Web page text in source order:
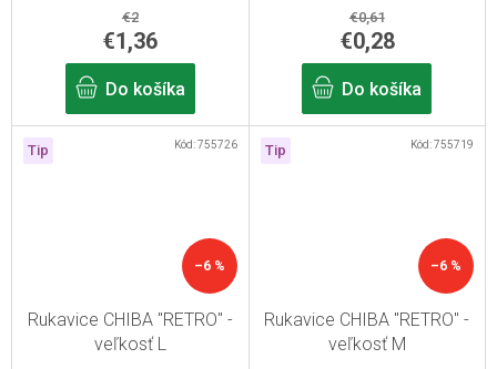
€2
€1,36
Do košíka
€0,61
€0,28
Do košíka
Tip
–6 %
Rukavice CHIBA "RETRO" -
veľkosť L
Kód:755726 Tip
–6 %
Rukavice CHIBA "RETRO" -
veľkosť M
Kód:755719